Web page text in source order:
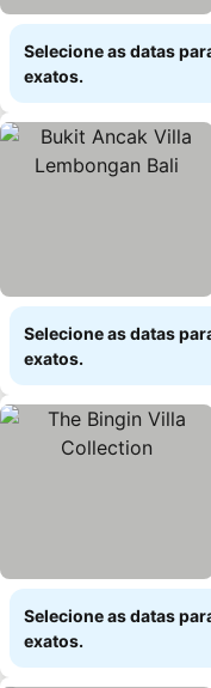
Selecione as datas
exatos.
Selecione as datas
exatos.
Selecione as datas
exatos.